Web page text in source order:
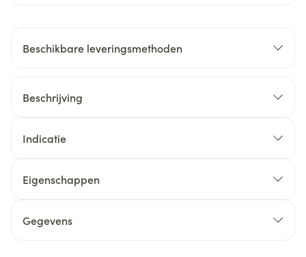
Beschikbare leveringsmethoden
Beschrijving
Indicatie
Eigenschappen
Gegevens